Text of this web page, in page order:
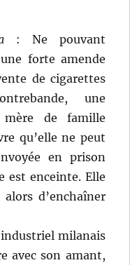
: Ne pouvant
forte amende
de cigarettes
une
mère de famille
qu’elle ne peut
en prison
est enceinte. Elle
alors d’enchaîner
milanais
avec son amant,